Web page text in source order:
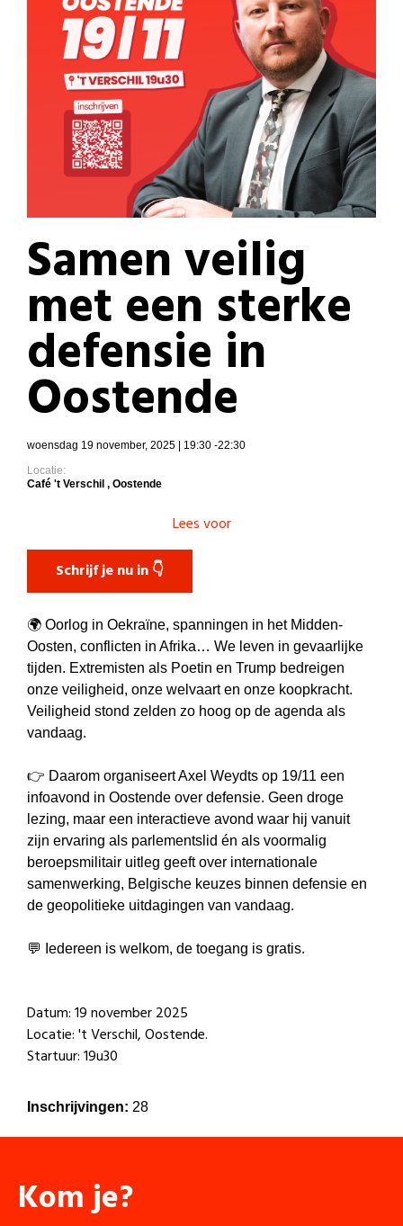
Samen veilig
met een sterke
defensie in
Oostende
woensdag 19 november, 2025 | 19:30 -22:30
Locatie:
Café 't Verschil , Oostende
Lees voor
Schrijf je nu in 👇
🌍 Oorlog in Oekraïne, spanningen in het Midden-
Oosten, conflicten in Afrika… We leven in gevaarlijke
tijden. Extremisten als Poetin en Trump bedreigen
onze veiligheid, onze welvaart en onze koopkracht.
Veiligheid stond zelden zo hoog op de agenda als
vandaag.
👉 Daarom organiseert Axel Weydts op 19/11 een
infoavond in Oostende over defensie. Geen droge
lezing, maar een interactieve avond waar hij vanuit
zijn ervaring als parlementslid én als voormalig
beroepsmilitair uitleg geeft over internationale
samenwerking, Belgische keuzes binnen defensie en
de geopolitieke uitdagingen van vandaag.
💬 Iedereen is welkom, de toegang is gratis.
Datum: 19 november 2025
Locatie: 't Verschil, Oostende.
Startuur: 19u30
Inschrijvingen: 28
Kom je?